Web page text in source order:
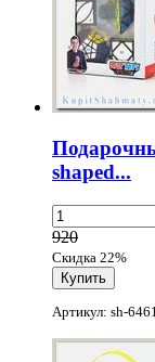
shaped...
920
Скидка 22%
Артикул: sh-